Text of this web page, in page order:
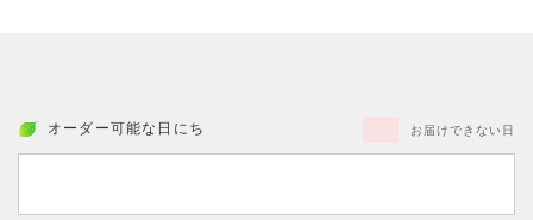
オーダー可能な日にち お届けできない日